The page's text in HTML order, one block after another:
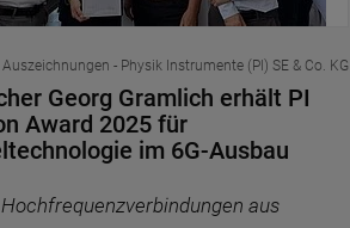
Auszeichnungen - Physik Instrumente (PI) SE & Co. KG
Georg Gramlich erhält PI
Award 2025 für
im 6G-Ausbau
aus